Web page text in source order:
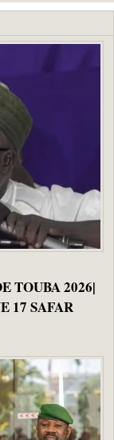
TOUBA 2026|
17 SAFAR